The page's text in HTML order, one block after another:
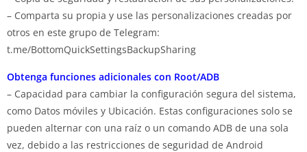
– Comparta su propia y use las personalizaciones creadas por
otros en este grupo de Telegram:
t.me/BottomQuickSettingsBackupSharing
Obtenga funciones adicionales con Root/ADB
– Capacidad para cambiar la configuración segura del sistema,
como Datos móviles y Ubicación. Estas configuraciones solo se
pueden alternar con una raíz o un comando ADB de una sola
vez, debido a las restricciones de seguridad de Android